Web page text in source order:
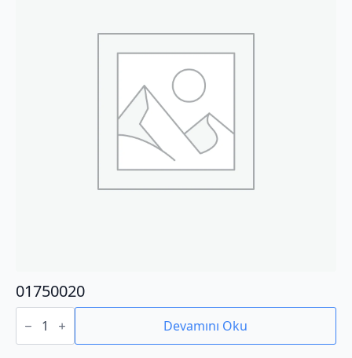
01750020
01750020
adet Devamını Oku